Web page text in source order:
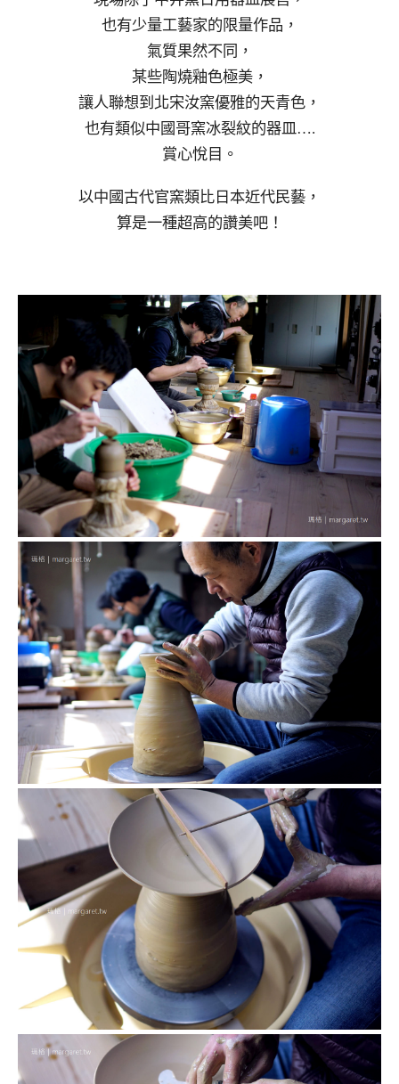
也有少量工藝家的限量作品，
氣質果然不同，
某些陶燒釉色極美，
讓人聯想到北宋汝窯優雅的天青色，
也有類似中國哥窯冰裂紋的器皿….
賞心悅目。
以中國古代官窯類比日本近代民藝，
算是一種超高的讚美吧！